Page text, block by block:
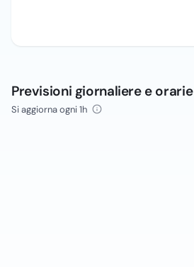
Previsioni giornaliere e orarie
Si aggiorna ogni 1h